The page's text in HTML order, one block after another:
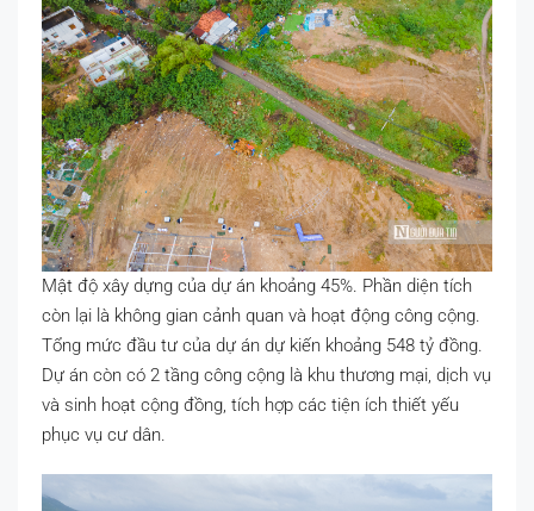
Mật độ xây dựng của dự án khoảng 45%. Phần diện tích
còn lại là không gian cảnh quan và hoạt động công cộng.
Tổng mức đầu tư của dự án dự kiến khoảng 548 tỷ đồng.
Dự án còn có 2 tầng công cộng là khu thương mại, dịch vụ
và sinh hoạt cộng đồng, tích hợp các tiện ích thiết yếu
phục vụ cư dân.